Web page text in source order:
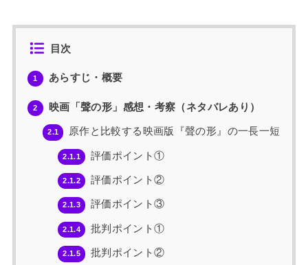
目次
1 あらすじ・概要
2 映画「聲の形」感想・考察（ネタバレあり）
2.1 原作と比較する映画版『聲の形』の一長一短
2.1.1 評価ポイント①
2.1.2 評価ポイント②
2.1.3 評価ポイント③
2.1.4 批判ポイント①
2.1.5 批判ポイント②